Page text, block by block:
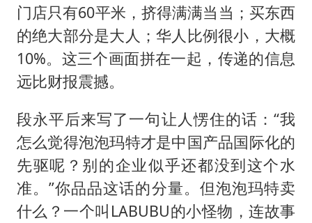
门店只有60平米，挤得满满当当；买东西
的绝大部分是大人；华人比例很小，大概
10%。这三个画面拼在一起，传递的信息
远比财报震撼。
段永平后来写了一句让人愣住的话：“我
怎么觉得泡泡玛特才是中国产品国际化的
先驱呢？别的企业似乎还都没到这个水
准。”你品品这话的分量。但泡泡玛特卖
什么？一个叫LABUBU的小怪物，连故事